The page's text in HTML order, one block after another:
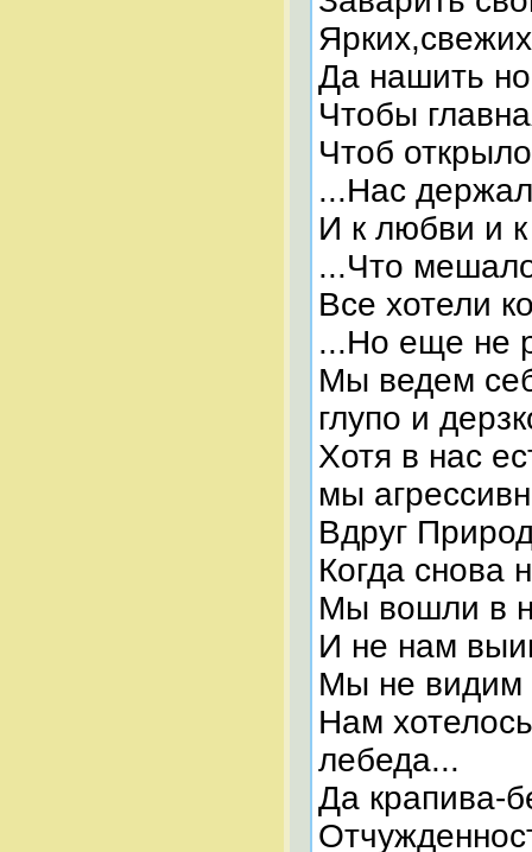
Да нашить
Чтобы
Чтоб
...Нас
И к любви и
...Что
Все хотели
...Но еще не
Мы ведем
глупо и
Хотя в нас
мы
Вдруг
Когда снова
Мы вошли в
И не нам
Мы не видим
Нам
лебеда...
Да крапива-